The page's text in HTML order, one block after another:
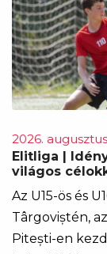
2026.
Elitliga |
világos
Az U15-ös és
Târgoviștén,
Pitești-en